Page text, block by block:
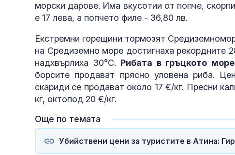
морски дарове. Има вкусотии от попче,
е 17 лева, а попчето филе - 36,80 лв.
Екстремни горещини тормозят
на Средиземно море достигнаха рекордните
надхвърлиха 30°C. Рибата в гръцкото
борсите продават прясно уловена риба.
скариди се продават около 17 €/кг. Пресни
кг, октопод 20 €/кг.
Още по темата
Убийствени цени за туристите в Атина: